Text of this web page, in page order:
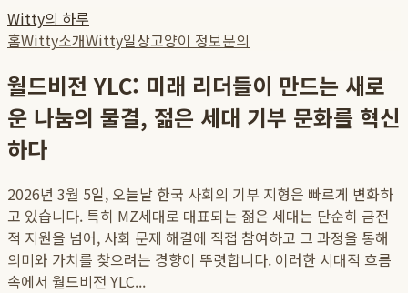
Witty의 하루
홈Witty소개Witty일상고양이 정보문의
월드비전 YLC: 미래 리더들이 만드는 새로
운 나눔의 물결, 젊은 세대 기부 문화를 혁신
하다
2026년 3월 5일, 오늘날 한국 사회의 기부 지형은 빠르게 변화하
고 있습니다. 특히 MZ세대로 대표되는 젊은 세대는 단순히 금전
적 지원을 넘어, 사회 문제 해결에 직접 참여하고 그 과정을 통해
의미와 가치를 찾으려는 경향이 뚜렷합니다. 이러한 시대적 흐름
속에서 월드비전 YLC...